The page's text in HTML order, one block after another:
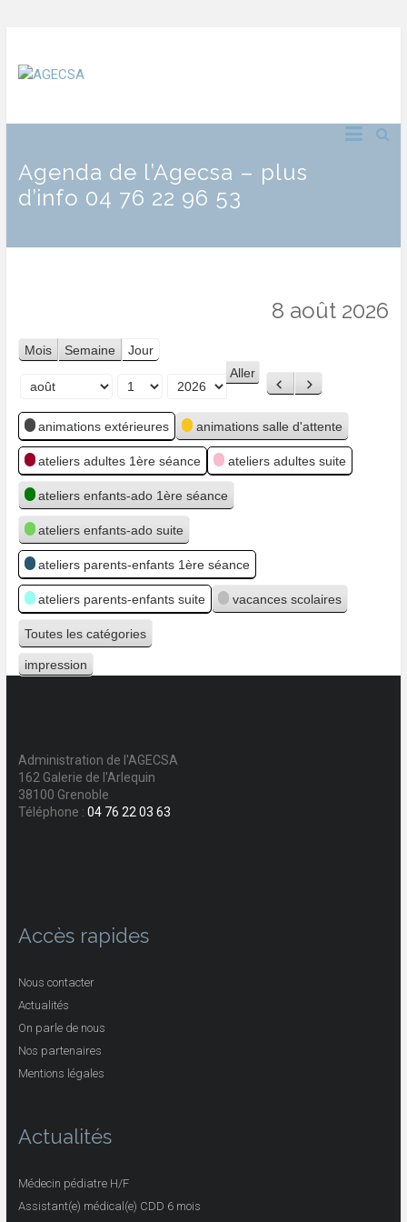
Agenda de l’Agecsa – plus
d’info 04 76 22 96 53
8 août 2026
Mois Semaine Jour
Précédent
Suivant
Catégories
animations extérieures animations salle d'attente
ateliers adultes 1ère séance ateliers adultes suite
ateliers enfants-ado 1ère séance
ateliers enfants-ado suite
ateliers parents-enfants 1ère séance
ateliers parents-enfants suite vacances scolaires
Toutes les catégories
Vue
impression
Administration de l'AGECSA
162 Galerie de l'Arlequin
38100 Grenoble
Téléphone : 04 76 22 03 63
Accès rapides
Nous contacter
Actualités
On parle de nous
Nos partenaires
Mentions légales
Actualités
Médecin pédiatre H/F
Assistant(e) médical(e) CDD 6 mois